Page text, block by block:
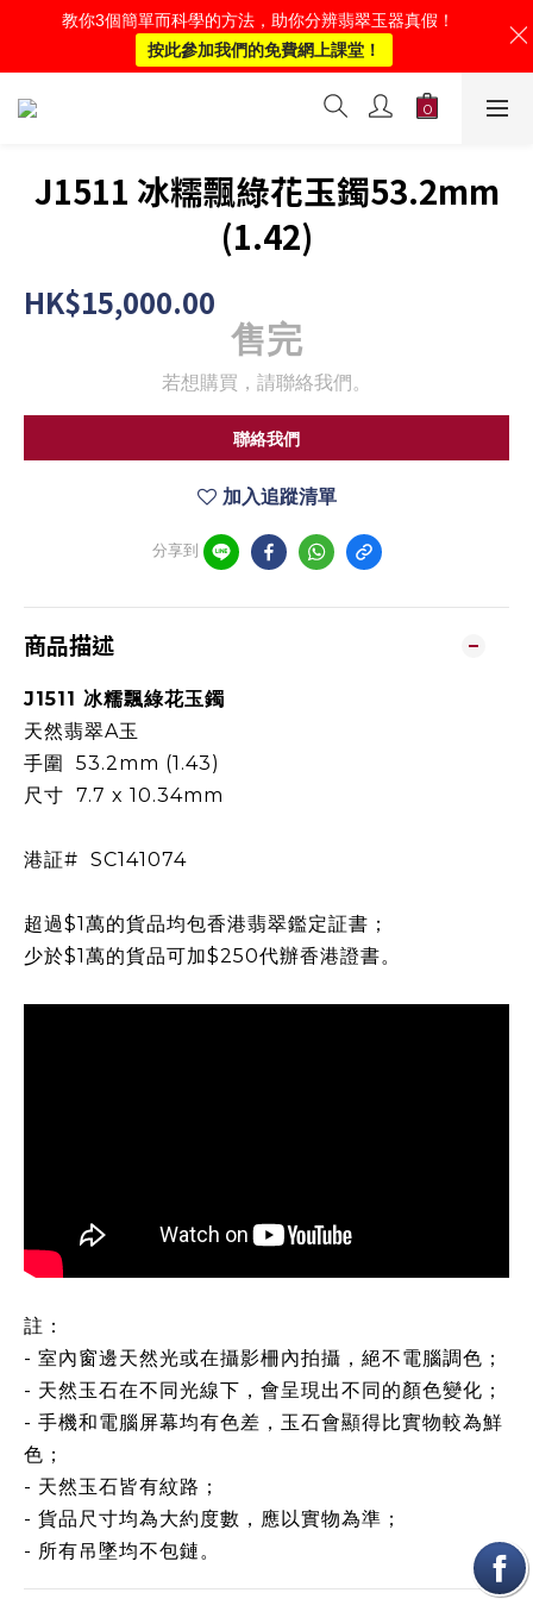
J1511 冰糯飄綠花玉鐲53.2mm
(1.42)
HK$15,000.00
售完
若想購買，請聯絡我們。
聯絡我們
加入追蹤清單
分享到
商品描述
J1511 冰糯飄綠花玉鐲
天然翡翠A玉
手圍 53.2mm (1.43)
尺寸 7.7 x 10.34mm
港証# SC141074
超過$1萬的貨品均包香港翡翠鑑定証書；
少於$1萬的貨品可加$250代辦香港證書。
註：
- 室內窗邊天然光或在攝影柵內拍攝，絕不電腦調色；
- 天然玉石在不同光線下，會呈現出不同的顏色變化；
- 手機和電腦屏幕均有色差，玉石會顯得比實物較為鮮
色；
- 天然玉石皆有紋路；
- 貨品尺寸均為大約度數，應以實物為準；
- 所有吊墜均不包鏈。
教你3個簡單而科學的方法，助你分辨翡翠玉器真假！
按此參加我們的免費網上課堂！